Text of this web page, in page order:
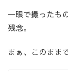
一眼で撮ったも
残念。
まぁ、このまま